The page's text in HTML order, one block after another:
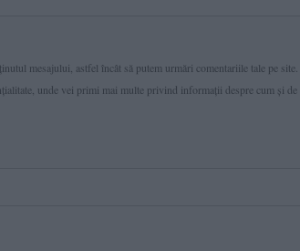
mesajului, astfel încât să putem urmări comentariile tale pe
unde vei primi mai multe privind informaţii despre cum și de